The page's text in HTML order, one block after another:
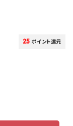
25 ポイント還元